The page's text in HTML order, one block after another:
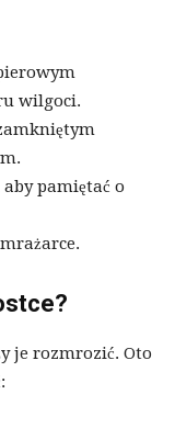
wilgoci.
pamiętać o
je rozmrozić. Oto